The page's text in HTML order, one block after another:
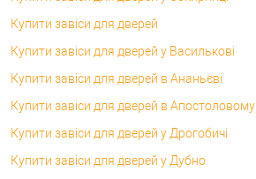
Купити завіси для дверей
Купити завіси для дверей у Василькові
Купити завіси для дверей в Ананьєві
Купити завіси для дверей в Апостоловому
Купити завіси для дверей у Дрогобичі
Купити завіси для дверей у Дубно